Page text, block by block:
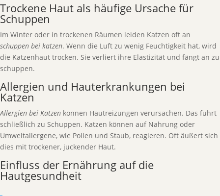
Trockene Haut als häufige Ursache für
Schuppen
Im Winter oder in trockenen Räumen leiden Katzen oft an
schuppen bei katzen. Wenn die Luft zu wenig Feuchtigkeit hat, wird
die Katzenhaut trocken. Sie verliert ihre Elastizität und fängt an zu
schuppen.
Allergien und Hauterkrankungen bei
Katzen
Allergien bei Katzen können Hautreizungen verursachen. Das führt
schließlich zu Schuppen. Katzen können auf Nahrung oder
Umweltallergene, wie Pollen und Staub, reagieren. Oft äußert sich
dies mit trockener, juckender Haut.
Einfluss der Ernährung auf die
Hautgesundheit